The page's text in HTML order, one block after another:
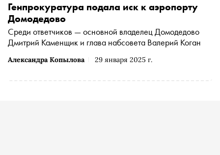
Александра Копылова 29 января 2025 г.
Генпрокуратура подала иск к аэропорту
Домодедово
Среди ответчиков — основной владелец Домодедово
Дмитрий Каменщик и глава набсовета Валерий Коган